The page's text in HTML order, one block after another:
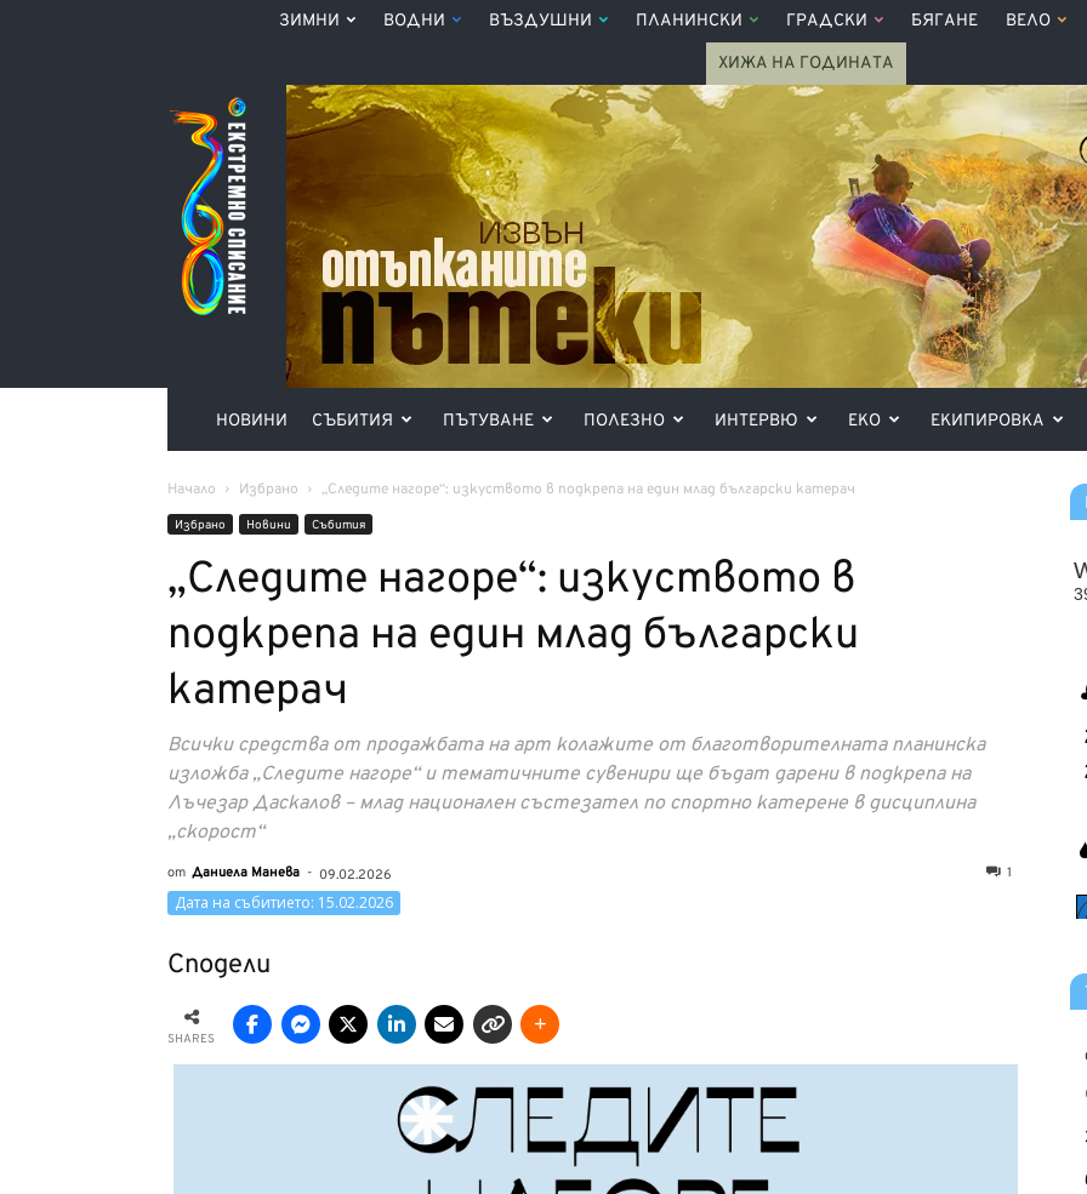
ЗИМНИ ВОДНИ ВЪЗДУШНИ ПЛАНИНСКИ ГРАДСКИ БЯГАНЕ ВЕЛО
ХИЖА НА ГОДИНАТА
Списание
360°
НОВИНИ СЪБИТИЯ ПЪТУВАНЕ ПОЛЕЗНО ИНТЕРВЮ ЕКО ЕКИПИРОВКА
Начало Избрано „Следите нагоре“: изкуството в подкрепа на един млад български катерач
Избрано Новини Събития
„Следите нагоре“: изкуството в
подкрепа на един млад български
катерач
Всички средства от продажбата на арт колажите от благотворителната планинска
изложба „Следите нагоре“ и тематичните сувенири ще бъдат дарени в подкрепа на
Лъчезар Даскалов – млад национален състезател по спортно катерене в дисциплина
„скорост“
от Даниела Манева - 09.02.2026 1
Дата на събитието: 15.02.2026
Сподели
SHARES